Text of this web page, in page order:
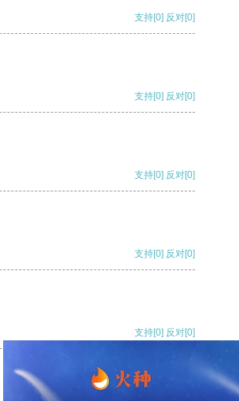
支持[0] 反对[0]
支持[0] 反对[0]
支持[0] 反对[0]
支持[0] 反对[0]
支持[0] 反对[0]